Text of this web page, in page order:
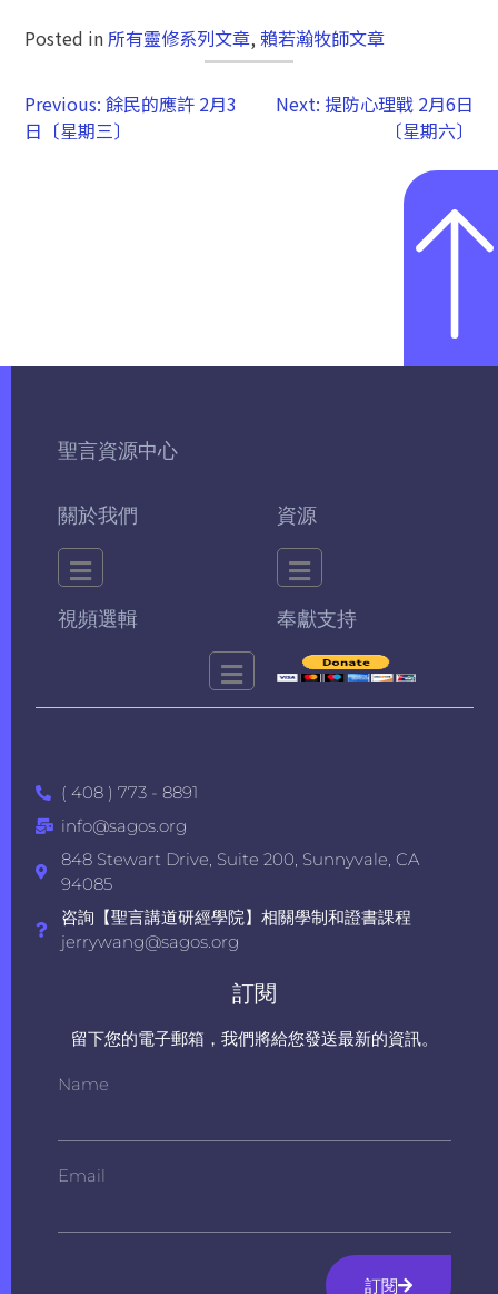
Posted in所有靈修系列文章,賴若瀚牧師文章
Previous: 餘民的應許 2月3
日〔星期三〕
Next: 提防心理戰 2月6日
〔星期六〕
聖言資源中心
關於我們 資源
視頻選輯 奉獻支持
( 408 ) 773 - 8891
info@sagos.org
848 Stewart Drive, Suite 200, Sunnyvale, CA
94085
咨詢【聖言講道研經學院】相關學制和證書課程
jerrywang@sagos.org
訂閱
留下您的電子郵箱，我們將給您發送最新的資訊。
Name
Email
訂閱